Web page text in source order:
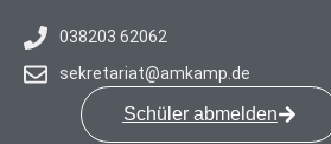
038203 62062
sekretariat@amkamp.de
Schüler abmelden